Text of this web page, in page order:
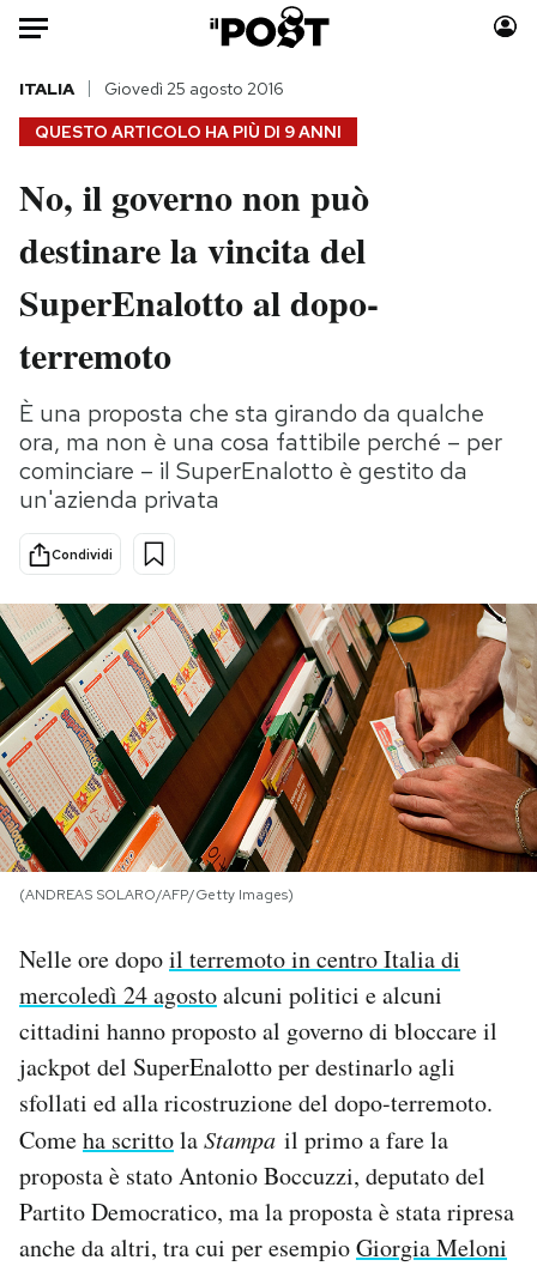
Auto
HOME
Italia
Politica
Tecnologia
Scienza
Cultura
Economia
Sport
Moda
Consumismi
Storie/Idee
Europa
Altrecose
Mondiali calcio 2026
NEWSLETTER
I MIEI PREFERITI
SHOP
CALENDARIO
AREA PERSONALE
Area Personale
Newsletter
Notifiche mobile
Hai bisogno di aiuto?
Esci
QUESTO ARTICOLO HA PIÙ DI 9 ANNI
ITALIA Giovedì 25 agosto 2016
No, il governo non può
destinare la vincita del
SuperEnalotto al dopo-
terremoto
È una proposta che sta girando da qualche
ora, ma non è una cosa fattibile perché – per
cominciare – il SuperEnalotto è gestito da
un'azienda privata
Condividi
(ANDREAS SOLARO/AFP/Getty Images)
Nelle ore dopoil terremoto in centro Italia di
mercoledì 24 agostoalcuni politici e alcuni
cittadini hanno proposto al governo di bloccare il
jackpot del SuperEnalotto per destinarlo agli
sfollati ed alla ricostruzione del dopo-terremoto.
Comeha scrittolaStampa il primo a fare la
proposta è stato Antonio Boccuzzi, deputato del
Partito Democratico, ma la proposta è stata ripresa
anche da altri, tra cui per esempioGiorgia Meloni